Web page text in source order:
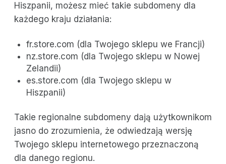
Hiszpanii, możesz mieć takie subdomeny dla
każdego kraju działania:
fr.store.com (dla Twojego sklepu we Francji)
nz.store.com (dla Twojego sklepu w Nowej
Zelandii)
es.store.com (dla Twojego sklepu w
Hiszpanii)
Takie regionalne subdomeny dają użytkownikom
jasno do zrozumienia, że odwiedzają wersję
Twojego sklepu internetowego przeznaczoną
dla danego regionu.